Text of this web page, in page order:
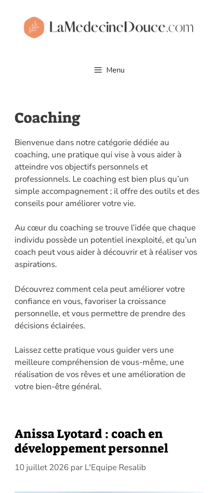
contenu
Menu
Coaching
Bienvenue dans notre catégorie dédiée au
coaching, une pratique qui vise à vous aider à
atteindre vos objectifs personnels et
professionnels. Le coaching est bien plus qu’un
simple accompagnement ; il offre des outils et des
conseils pour améliorer votre vie.
Au cœur du coaching se trouve l’idée que chaque
individu possède un potentiel inexploité, et qu’un
coach peut vous aider à découvrir et à réaliser vos
aspirations.
Découvrez comment cela peut améliorer votre
confiance en vous, favoriser la croissance
personnelle, et vous permettre de prendre des
décisions éclairées.
Laissez cette pratique vous guider vers une
meilleure compréhension de vous-même, une
réalisation de vos rêves et une amélioration de
votre bien-être général.
Anissa Lyotard : coach en
développement personnel
10 juillet 2026 par L'Equipe Resalib